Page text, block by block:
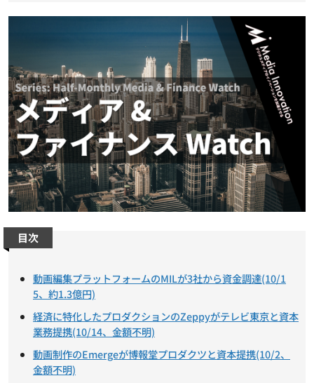
目次
動画編集プラットフォームのMILが3社から資金調達(10/1
5、約1.3億円)
経済に特化したプロダクションのZeppyがテレビ東京と資本
業務提携(10/14、金額不明)
動画制作のEmergeが博報堂プロダクツと資本提携(10/2、
金額不明)